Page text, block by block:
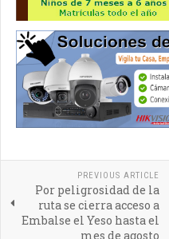
PREVIOUS ARTICLE
Por peligrosidad de la
ruta se cierra acceso a
Embalse el Yeso hasta el
mes de agosto